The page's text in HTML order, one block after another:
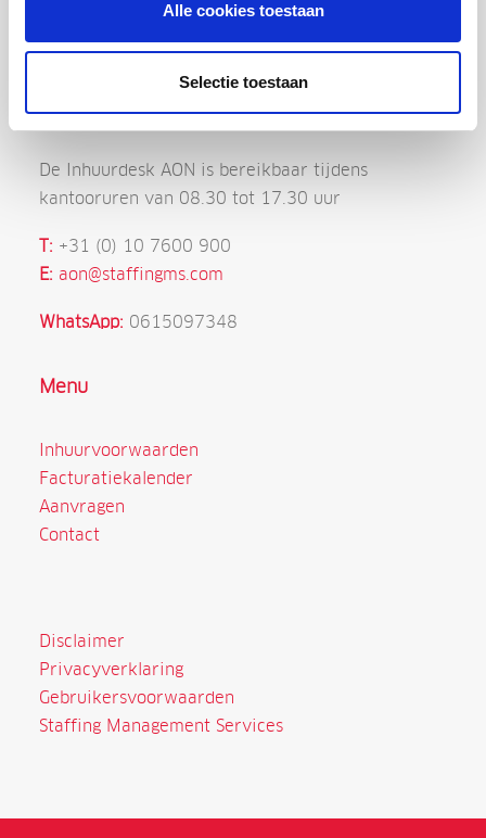
Alle cookies toestaan
Selectie toestaan
Inhuurdesk AON
De Inhuurdesk AON is bereikbaar tijdens
kantooruren van 08.30 tot 17.30 uur
T: +31 (0) 10 7600 900
E: aon@staffingms.com
WhatsApp: 0615097348
Menu
Inhuurvoorwaarden
Facturatiekalender
Aanvragen
Contact
Disclaimer
Privacyverklaring
Gebruikersvoorwaarden
Staffing Management Services